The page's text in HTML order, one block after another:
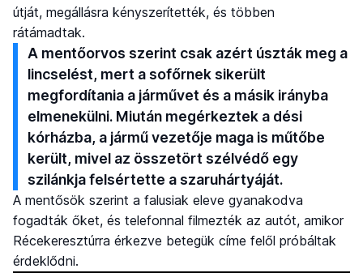
útját, megállásra kényszerítették, és többen
rátámadtak.
A mentőorvos szerint csak azért úszták meg a
lincselést, mert a sofőrnek sikerült
megfordítania a járművet és a másik irányba
elmenekülni. Miután megérkeztek a dési
kórházba, a jármű vezetője maga is műtőbe
került, mivel az összetört szélvédő egy
szilánkja felsértette a szaruhártyáját.
A mentősök szerint a falusiak eleve gyanakodva
fogadták őket, és telefonnal filmezték az autót, amikor
Récekeresztúrra érkezve betegük címe felől próbáltak
érdeklődni.